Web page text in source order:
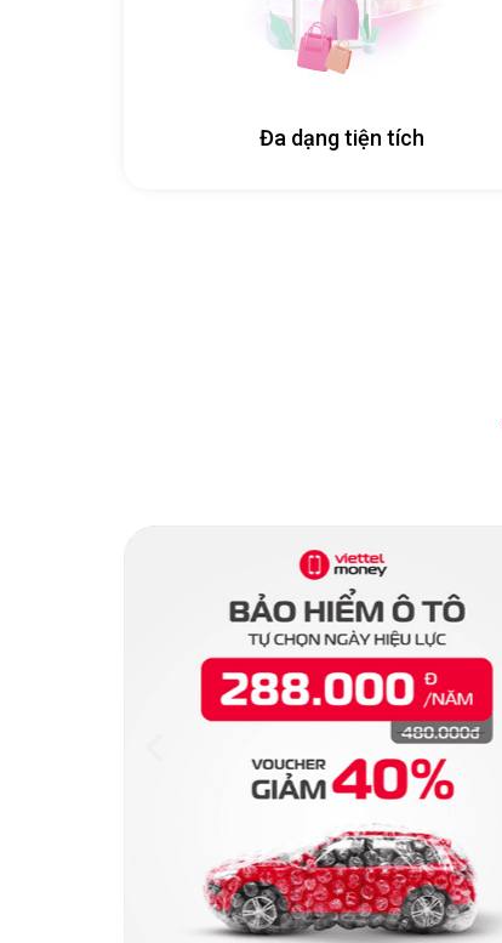
Đa dạng tiện tích